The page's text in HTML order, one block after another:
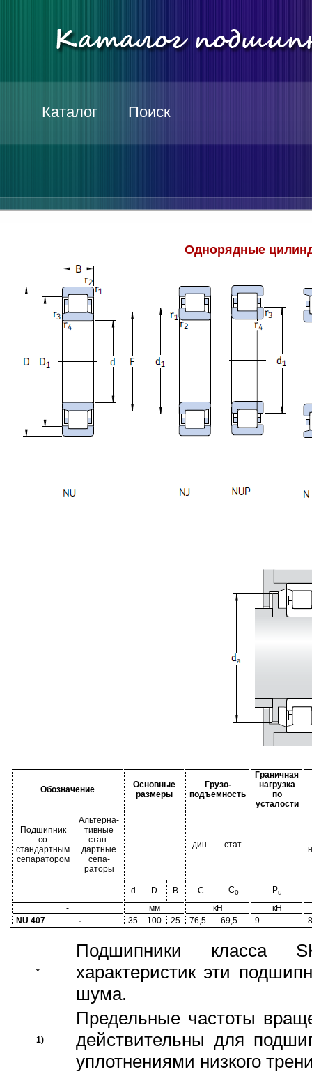
Каталог Поиск
Однорядные
Обозначение
Основные
размеры
Грузо-
подъемность
Граничная
нагрузка
по
усталости
Подшипник
со
стандартным
сепаратором
Альтерна-
тивные
стан-
дартные
сепа-
раторы
дин. стат.
d D B C C0 Pu
- мм кН
кН
NU 407
- 35 100 25 76,5 69,5 9
*
Подшипники класса
характеристик эти
шума.
1)
Предельные частоты
действительны для
уплотнениями низкого